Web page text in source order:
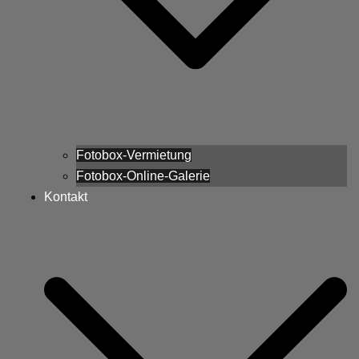
Fotobox-Vermietung
Fotobox-Online-Galerie
Kontakt